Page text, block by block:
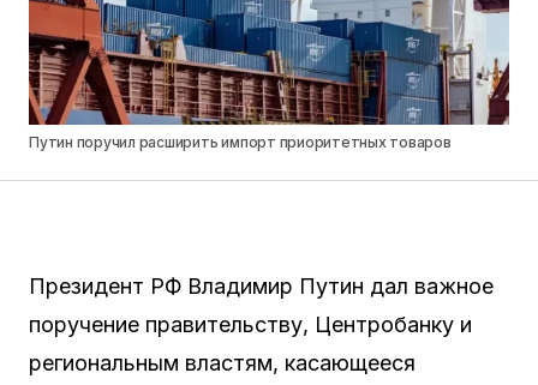
Путин поручил расширить импорт приоритетных товаров
Президент РФ Владимир Путин дал важное
поручение правительству, Центробанку и
региональным властям, касающееся